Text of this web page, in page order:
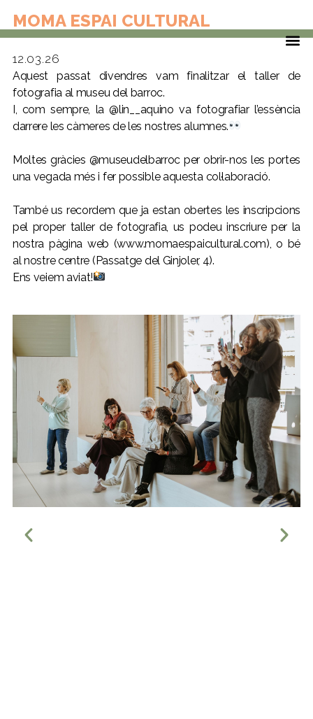
MOMA ESPAI CULTURAL
Museu del barroc
12.03.26
Aquest passat divendres vam finalitzar el taller de
fotografia al museu del barroc.
I, com sempre, la@lin__aquino va fotografiar l’essència
darrere les càmeres de les nostres alumnes.
Moltes gràcies @museudelbarroc per obrir-nos les portes
una vegada més i fer possible aquesta col·laboració.
També us recordem que ja estan obertes les inscripcions
pel proper taller de fotografia, us podeu inscriure per la
nostra pàgina web (www.momaespaicultural.com), o bé
al nostre centre (Passatge del Ginjoler, 4).
Ens veiem aviat!